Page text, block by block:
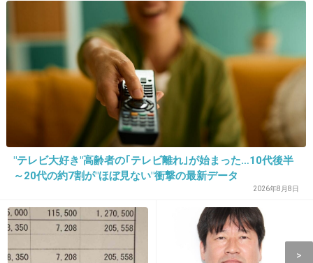
洸の声優どうなんだろ？合うのかな？明日楽し
みだ
+18 -7
2014/07/06(日) 14:01:59
いちいちキュンとするとこが好き！
+42 -5
14. 匿名 2014/07/06(日) 14:02:28
冬馬くんが好きです！
"テレビ大好き"高齢者の｢テレビ離れ｣が始まった…10代後半
～20代の約7割が"ほぼ見ない"衝撃の最新データ
2026年8月8日